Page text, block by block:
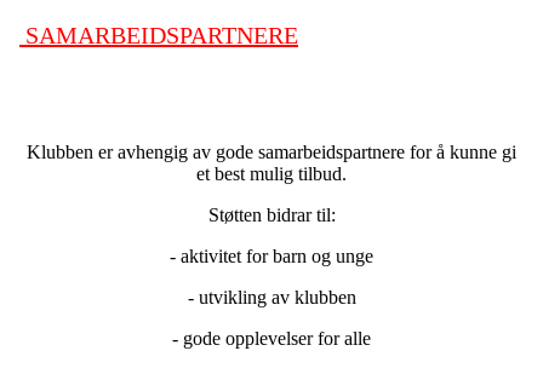
SAMARBEIDSPARTNERE
Klubben er avhengig av gode samarbeidspartnere for å kunne gi
et best mulig tilbud.
Støtten bidrar til:
- aktivitet for barn og unge
- utvikling av klubben
- gode opplevelser for alle